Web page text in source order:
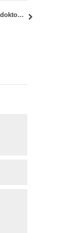
Odbrana doktorske disertacije: mr Radojko Obradović, dipl.građ.inž